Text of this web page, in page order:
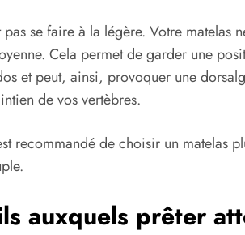
se faire à la légère. Votre
Cela permet de garder une
et peut, ainsi, provoquer une
de vos vertèbres.
recommandé de choisir un matelas
auxquels prêter